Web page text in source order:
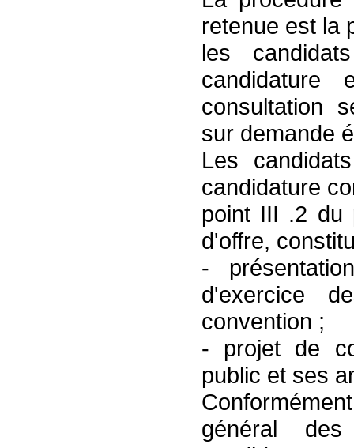
retenue est la
les
consultation
sur demande
Les
candidature
point III .2 du
d'offre,
-
d'exercice
convention ;
- projet de
public et ses
général